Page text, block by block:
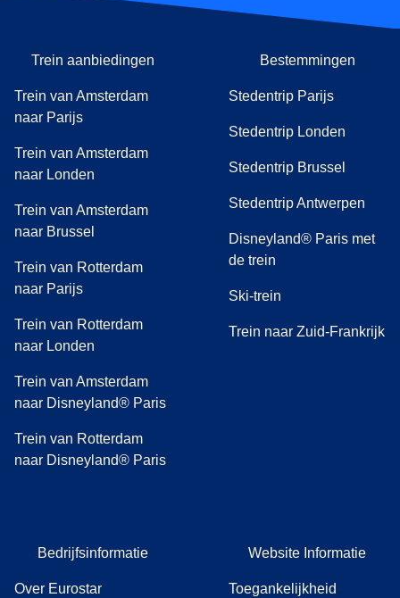
Trein aanbiedingen
Trein van Amsterdam
naar Parijs
Trein van Amsterdam
naar Londen
Trein van Amsterdam
naar Brussel
Trein van Rotterdam
naar Parijs
Trein van Rotterdam
naar Londen
Trein van Amsterdam
naar Disneyland® Paris
Trein van Rotterdam
naar Disneyland® Paris
Bestemmingen
Stedentrip Parijs
Stedentrip Londen
Stedentrip Brussel
Stedentrip Antwerpen
Disneyland® Paris met
de trein
Ski-trein
Trein naar Zuid-Frankrijk
Bedrijfsinformatie
Over Eurostar
Website Informatie
Toegankelijkheid